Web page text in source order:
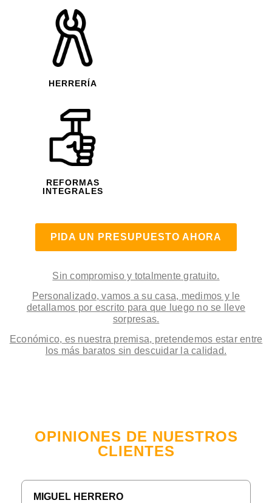
HERRERÍA
REFORMAS
INTEGRALES
PIDA UN PRESUPUESTO AHORA
Sin compromiso y totalmente gratuito.
Personalizado, vamos a su casa, medimos y le
detallamos por escrito para que luego no se lleve
sorpresas.
Económico, es nuestra premisa, pretendemos estar entre
los más baratos sin descuidar la calidad.
OPINIONES DE NUESTROS
CLIENTES
MIGUEL HERRERO